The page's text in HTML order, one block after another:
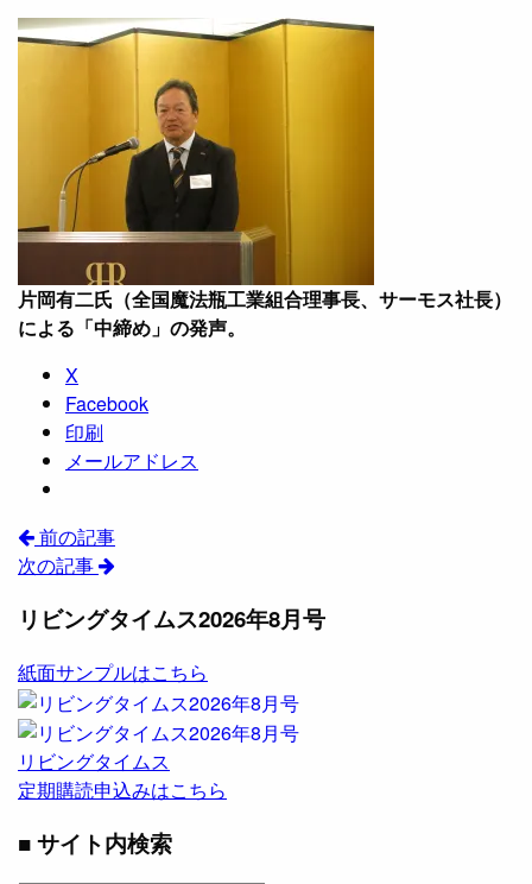
片岡有二氏（全国魔法瓶工業組合理事長、サーモス社長）
による「中締め」の発声。
X
Facebook
印刷
メールアドレス
前の記事
次の記事
リビングタイムス2026年8月号
紙面サンプルはこちら
リビングタイムス
定期購読申込みはこちら
■ サイト内検索